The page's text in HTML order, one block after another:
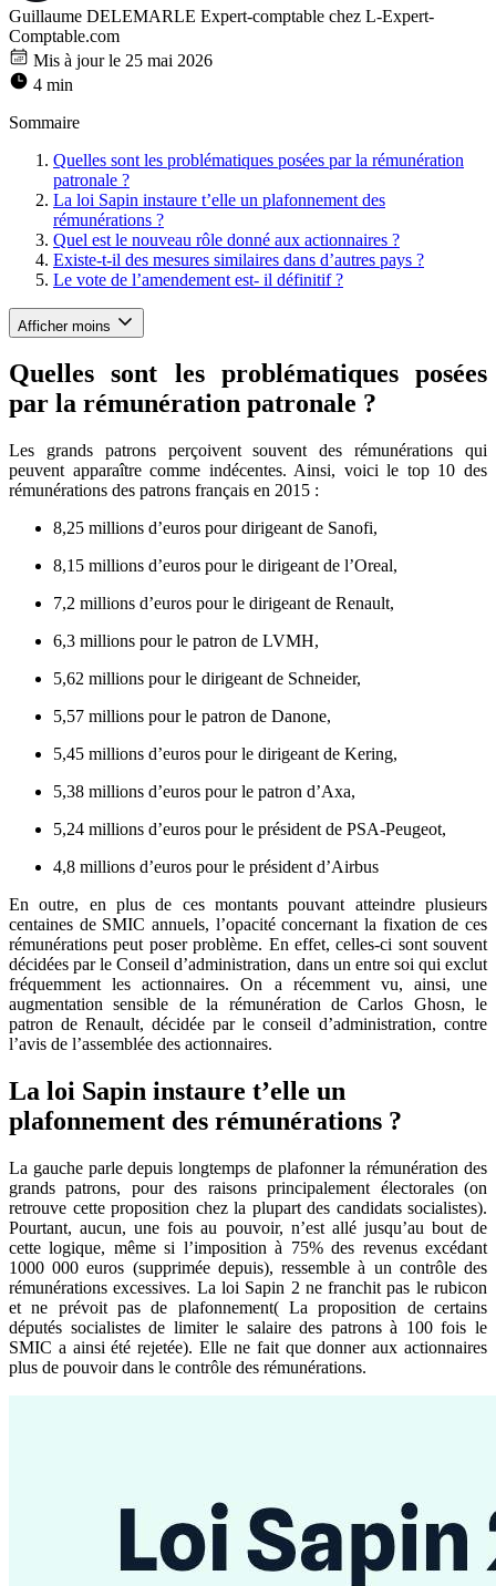
Guillaume DELEMARLE Expert-comptable chez L-Expert-
Comptable.com
Mis à jour le 25 mai 2026
4 min
Sommaire
Quelles sont les problématiques posées par la rémunération
patronale ?
La loi Sapin instaure t’elle un plafonnement des
rémunérations ?
Quel est le nouveau rôle donné aux actionnaires ?
Existe-t-il des mesures similaires dans d’autres pays ?
Le vote de l’amendement est- il définitif ?
Afficher moins
Quelles sont les problématiques posées
par la rémunération patronale ?
Les grands patrons perçoivent souvent des rémunérations qui
peuvent apparaître comme indécentes. Ainsi, voici le top 10 des
rémunérations des patrons français en 2015 :
8,25 millions d’euros pour dirigeant de Sanofi,
8,15 millions d’euros pour le dirigeant de l’Oreal,
7,2 millions d’euros pour le dirigeant de Renault,
6,3 millions pour le patron de LVMH,
5,62 millions pour le dirigeant de Schneider,
5,57 millions pour le patron de Danone,
5,45 millions d’euros pour le dirigeant de Kering,
5,38 millions d’euros pour le patron d’Axa,
5,24 millions d’euros pour le président de PSA-Peugeot,
4,8 millions d’euros pour le président d’Airbus
En outre, en plus de ces montants pouvant atteindre plusieurs
centaines de SMIC annuels, l’opacité concernant la fixation de ces
rémunérations peut poser problème. En effet, celles-ci sont souvent
décidées par le Conseil d’administration, dans un entre soi qui exclut
fréquemment les actionnaires. On a récemment vu, ainsi, une
augmentation sensible de la rémunération de Carlos Ghosn, le
patron de Renault, décidée par le conseil d’administration, contre
l’avis de l’assemblée des actionnaires.
La loi Sapin instaure t’elle un
plafonnement des rémunérations ?
La gauche parle depuis longtemps de plafonner la rémunération des
grands patrons, pour des raisons principalement électorales (on
retrouve cette proposition chez la plupart des candidats socialistes).
Pourtant, aucun, une fois au pouvoir, n’est allé jusqu’au bout de
cette logique, même si l’imposition à 75% des revenus excédant
1000 000 euros (supprimée depuis), ressemble à un contrôle des
rémunérations excessives. La loi Sapin 2 ne franchit pas le rubicon
et ne prévoit pas de plafonnement( La proposition de certains
députés socialistes de limiter le salaire des patrons à 100 fois le
SMIC a ainsi été rejetée). Elle ne fait que donner aux actionnaires
plus de pouvoir dans le contrôle des rémunérations.